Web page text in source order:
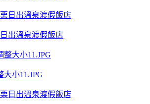
出溫泉渡假飯店
大小11.JPG